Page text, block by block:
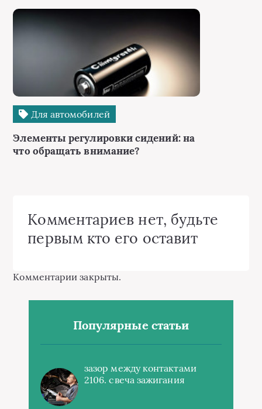
Для автомобилей
Элементы регулировки сидений: на
что обращать внимание?
Комментариев нет, будьте
первым кто его оставит
Комментарии закрыты.
Популярные статьи
зазор между контактами
2106. свеча зажигания